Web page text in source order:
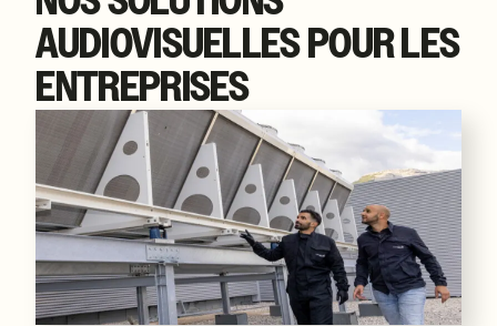
l’envie de voyager. Nos photos et vidéos
subliment paysages, lieux et expériences
pour révéler toute l’émotion de votre
destination.
AUDIOVISUELLES POUR LES
ENTREPRISES